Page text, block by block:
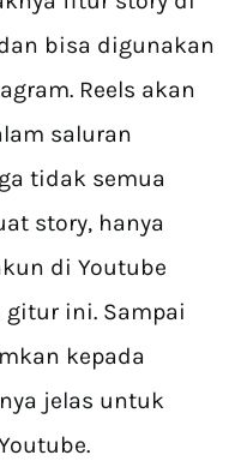
bisa digunakan
Reels akan
saluran
tidak semua
story, hanya
di Youtube
ini. Sampai
kepada
jelas untuk